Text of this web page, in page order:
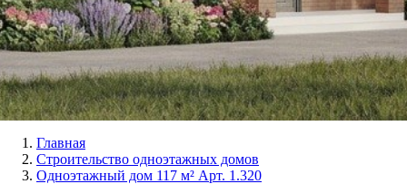
Главная
Строительство одноэтажных домов
Одноэтажный дом 117 м² Арт. 1.320